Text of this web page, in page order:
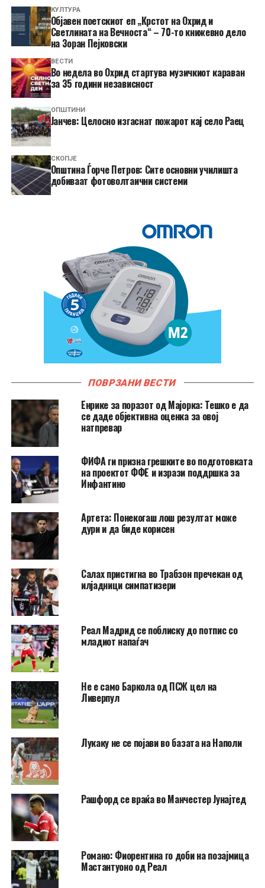
КУЛТУРА
Објавен поетскиот еп „Крстот на Охрид и
Светлината на Вечноста“ – 70-то книжевно дело
на Зоран Пејковски
ВЕСТИ
Во недела во Охрид стартува музичкиот караван
за 35 години независност
ОПШТИНИ
Јанчев: Целосно изгаснат пожарот кај село Раец
СКОПЈЕ
Општина Ѓорче Петров: Сите основни училишта
добиваат фотоволтаични системи
ПОВРЗАНИ ВЕСТИ
Енрике за поразот од Мајорка: Тешко е да
се даде објективна оценка за овој
натпревар
ФИФА ги призна грешките во подготовката
на проектот ФФЕ и изрази поддршка за
Инфантино
Артета: Понекогаш лош резултат може
дури и да биде корисен
Салах пристигна во Трабзон пречекан од
илјадници симпатизери
Реал Мадрид се поблиску до потпис со
младиот напаѓач
Не e само Баркола од ПСЖ цел на
Ливерпул
Лукаку не се појави во базата на Наполи
Рашфорд се враќа во Манчестер Јунајтед
Романо: Фиорентина го доби на позајмица
Мастантуоно од Реал